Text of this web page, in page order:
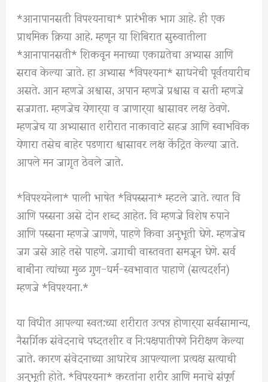
*आनापानसती विपश्यनाचा* प्रारंभीक भाग आहे. ही एक
प्राथमिक क्रिया आहे. म्हणून या शिबिरात सुरुवातीला
*आनापानसती* शिकवून मनाच्या एकाग्रतेचा अभ्यास आणि
सराव केल्या जाते. हा अभ्यास *विपश्यना* साधनेची पूर्वतयारीच
असते. आन म्हणजे अश्वास, अपान म्हणजे प्रश्वास व सती म्हणजे
सजगता. म्हणजेच येणार्‍या व जाणार्‍या श्वासावर लक्ष ठेवणे.
म्हणजेच या अभ्यासात शरीरात नाकावाटे सहज आणि स्वाभविक
येणारा तसेच बाहेर पडणारा श्वासावर लक्ष केंद्रित केल्या जाते.
आपले मन जागृत ठेवले जाते.
*विपश्यनेला* पाली भाषेत *विपस्सना* म्हटले जाते. त्यात वि
आणि पस्सना असे दोन शब्द आहेत. वि म्हणजे विशेष रुपाने
आणि पस्सना म्हणजे जाणणे, पाहणे किवा अनुभूती घेणे. म्हणजेच
जग जसे आहे तसे पाहणे. जगाची वास्तवता समजून घेणे. सर्व
बाबींना त्यांच्या मुळ गुण-धर्म-स्वभावात पाहाणे (सत्यदर्शन)
म्हणजे *विपश्यना.*
या विधीत आपल्या स्वत:च्या शरीरात उत्पन्न होणार्‍या सर्वसामान्य,
नैसर्गिक संवेदनाचे पध्दतशीर व नि:पक्षपातीपणे निरीक्षण केल्या
जाते. कारण संवेदनाच्या आधारेच आपल्याला प्रत्यक्ष सत्याची
अनुभूती होते. *विपश्यना* करतांना शरीर आणि मनाचे संपूर्ण